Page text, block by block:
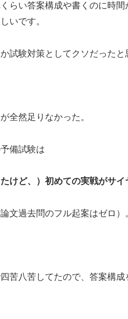
らい答案構成や書くのに時
いです。
試験対策としてクソだったと
全然足りなかった。
備試験は
けど、）初めての実戦がサイ
文過去問のフル起案はゼロ）
苦八苦してたので、答案構